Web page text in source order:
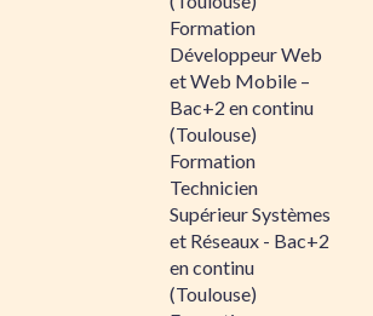
Formation
Développeur Web
et Web Mobile –
Bac+2 en continu
(Toulouse)
Formation
Technicien
Supérieur Systèmes
et Réseaux - Bac+2
en continu
(Toulouse)